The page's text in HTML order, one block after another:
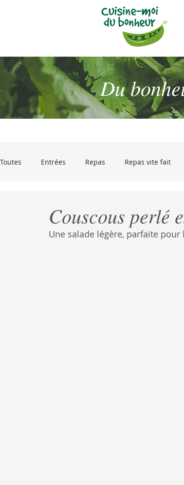
Du
Toutes Entrées Repas Repas vite fait
Couscous perlé
Une salade légère, parfaite